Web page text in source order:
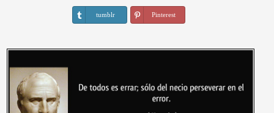
tumblr Pinterest